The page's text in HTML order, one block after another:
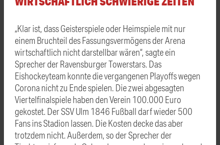
„Klar ist, dass Geisterspiele oder Heimspiele mit nur
einem Bruchteil des Fassungsvermögens der Arena
wirtschaftlich nicht darstellbar wären“, sagte ein
Sprecher der Ravensburger Towerstars. Das
Eishockeyteam konnte die vergangenen Playoffs wegen
Corona nicht zu Ende spielen. Die zwei abgesagten
Viertelfinalspiele haben den Verein 100.000 Euro
gekostet. Der SSV Ulm 1846 Fußball darf wieder 500
Fans ins Stadion lassen. Die Kosten decke das aber
trotzdem nicht. Außerdem, so der Sprecher der